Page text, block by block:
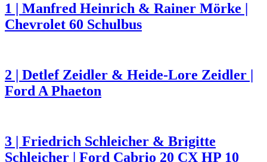
1 | Manfred Heinrich & Rainer Mörke |
Chevrolet 60 Schulbus
2 | Detlef Zeidler & Heide-Lore Zeidler |
Ford A Phaeton
3 | Friedrich Schleicher & Brigitte
Schleicher | Ford Cabrio 20 CX HP 10